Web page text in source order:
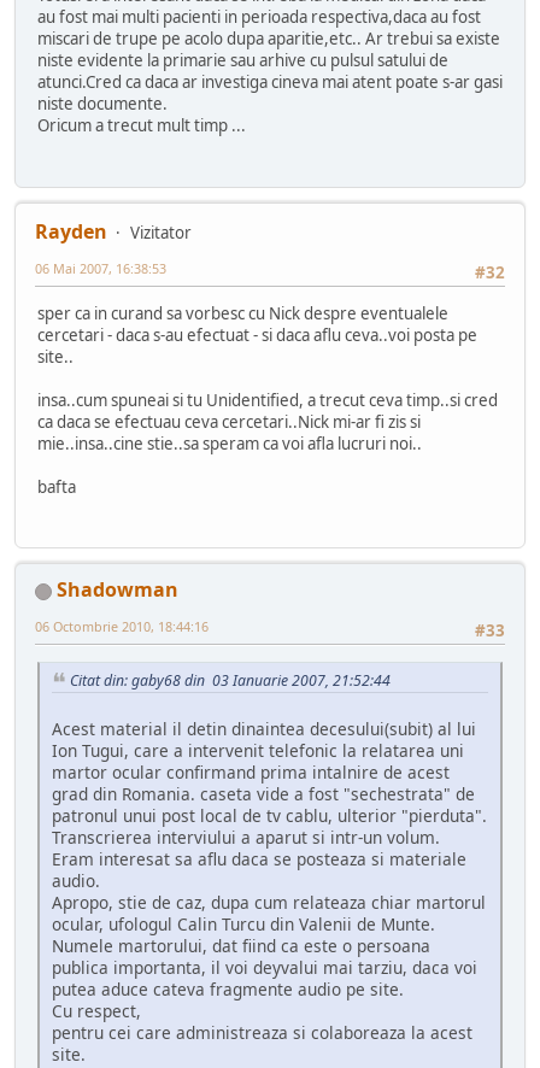
au fost mai multi pacienti in perioada respectiva,daca au fost
miscari de trupe pe acolo dupa aparitie,etc.. Ar trebui sa existe
niste evidente la primarie sau arhive cu pulsul satului de
atunci.Cred ca daca ar investiga cineva mai atent poate s-ar gasi
niste documente.
Oricum a trecut mult timp ...
Rayden
Vizitator
#32
06 Mai 2007, 16:38:53
sper ca in curand sa vorbesc cu Nick despre eventualele
cercetari - daca s-au efectuat - si daca aflu ceva..voi posta pe
site..
insa..cum spuneai si tu Unidentified, a trecut ceva timp..si cred
ca daca se efectuau ceva cercetari..Nick mi-ar fi zis si
mie..insa..cine stie..sa speram ca voi afla lucruri noi..
bafta
Shadowman
#33
06 Octombrie 2010, 18:44:16
Citat din: gaby68 din 03 Ianuarie 2007, 21:52:44
Acest material il detin dinaintea decesului(subit) al lui
Ion Tugui, care a intervenit telefonic la relatarea uni
martor ocular confirmand prima intalnire de acest
grad din Romania. caseta vide a fost "sechestrata" de
patronul unui post local de tv cablu, ulterior "pierduta".
Transcrierea interviului a aparut si intr-un volum.
Eram interesat sa aflu daca se posteaza si materiale
audio.
Apropo, stie de caz, dupa cum relateaza chiar martorul
ocular, ufologul Calin Turcu din Valenii de Munte.
Numele martorului, dat fiind ca este o persoana
publica importanta, il voi deyvalui mai tarziu, daca voi
putea aduce cateva fragmente audio pe site.
Cu respect,
pentru cei care administreaza si colaboreaza la acest
site.